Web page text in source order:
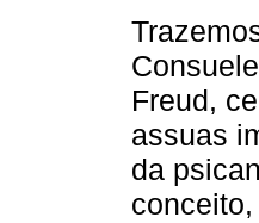
Freud,
assuas
da